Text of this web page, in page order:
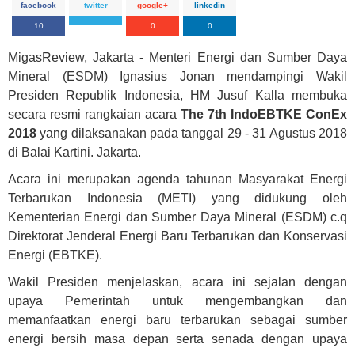
facebook
10
twitter google+
0
linkedin
0
MigasReview, Jakarta - Menteri Energi dan Sumber Daya
Mineral (ESDM) Ignasius Jonan mendampingi Wakil
Presiden Republik Indonesia, HM Jusuf Kalla membuka
secara resmi rangkaian acara The 7th IndoEBTKE ConEx
2018 yang dilaksanakan pada tanggal 29 - 31 Agustus 2018
di Balai Kartini. Jakarta.
Acara ini merupakan agenda tahunan Masyarakat Energi
Terbarukan Indonesia (METI) yang didukung oleh
Kementerian Energi dan Sumber Daya Mineral (ESDM) c.q
Direktorat Jenderal Energi Baru Terbarukan dan Konservasi
Energi (EBTKE).
Wakil Presiden menjelaskan, acara ini sejalan dengan
upaya Pemerintah untuk mengembangkan dan
memanfaatkan energi baru terbarukan sebagai sumber
energi bersih masa depan serta senada dengan upaya